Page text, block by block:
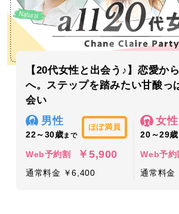
【20代女性と出会う♪】恋愛か
へ。ステップを踏みたい甘酸っ
会い
男性
22～30歳まで
ほぼ満員
Web予約割 ￥5,900
通常料金 ￥6,400
女性
20～29歳
Web予約
通常料金